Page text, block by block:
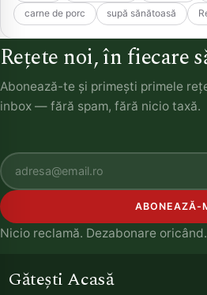
carne de porc
supă sănătoasă
Rețete noi, în fiecare
Abonează-te și primești primele
inbox — fără spam, fără nicio taxă.
ABONEAZĂ-
Nicio reclamă. Dezabonare oricând.
Gătești Acasă